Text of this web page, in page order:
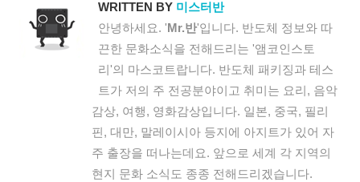
WRITTEN BY 미스터반
안녕하세요. ' Mr.반'입니다. 반도체 정보와 따
끈한 문화소식을 전해드리는 '앰코인스토
리'의 마스코트랍니다. 반도체 패키징과 테스
트가 저의 주 전공분야이고 취미는 요리, 음악
감상, 여행, 영화감상입니다. 일본, 중국, 필리
핀, 대만, 말레이시아 등지에 아지트가 있어 자
주 출장을 떠나는데요. 앞으로 세계 각 지역의
현지 문화 소식도 종종 전해드리겠습니다.